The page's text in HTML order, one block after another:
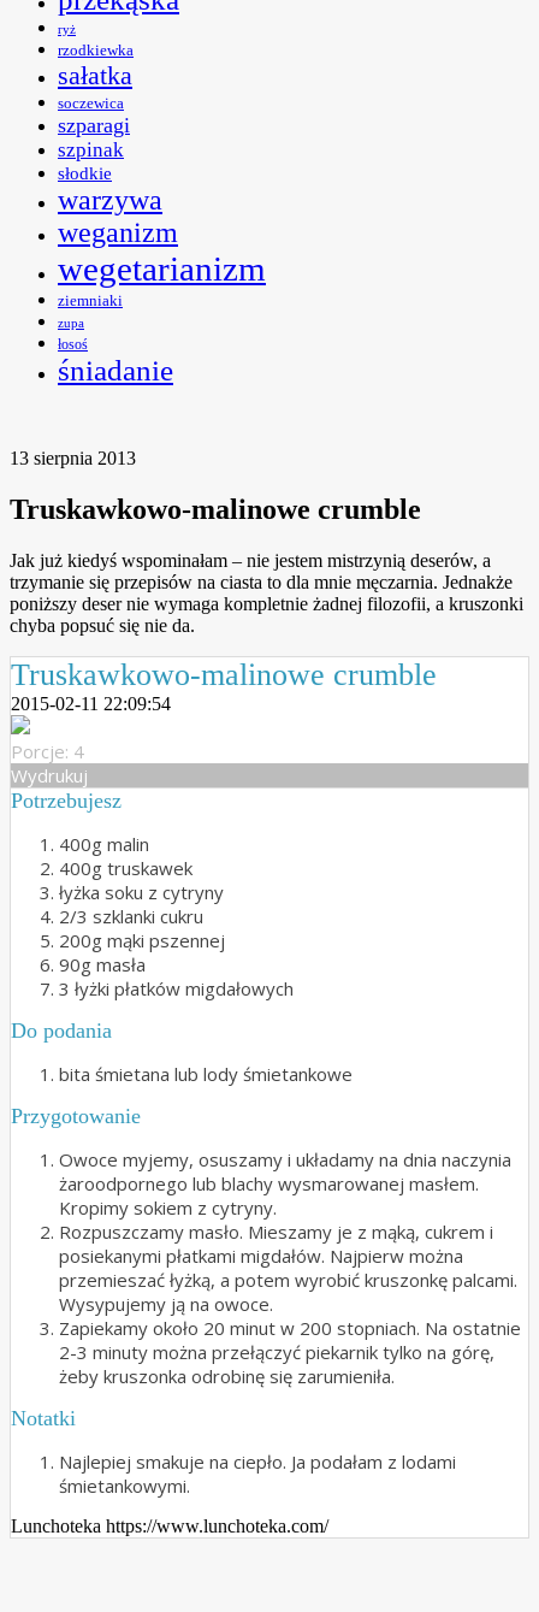
ryż
rzodkiewka
sałatka
soczewica
szparagi
szpinak
słodkie
warzywa
weganizm
wegetarianizm
ziemniaki
zupa
łosoś
śniadanie
13 sierpnia 2013
Truskawkowo-malinowe crumble
Jak już kiedyś wspominałam – nie jestem mistrzynią deserów, a
trzymanie się przepisów na ciasta to dla mnie męczarnia. Jednakże
poniższy deser nie wymaga kompletnie żadnej filozofii, a kruszonki
chyba popsuć się nie da.
Truskawkowo-malinowe crumble
2015-02-11 22:09:54
Porcje: 4
Wydrukuj
Potrzebujesz
400g malin
400g truskawek
łyżka soku z cytryny
2/3 szklanki cukru
200g mąki pszennej
90g masła
3 łyżki płatków migdałowych
Do podania
bita śmietana lub lody śmietankowe
Przygotowanie
Owoce myjemy, osuszamy i układamy na dnia naczynia
żaroodpornego lub blachy wysmarowanej masłem.
Kropimy sokiem z cytryny.
Rozpuszczamy masło. Mieszamy je z mąką, cukrem i
posiekanymi płatkami migdałów. Najpierw można
przemieszać łyżką, a potem wyrobić kruszonkę palcami.
Wysypujemy ją na owoce.
Zapiekamy około 20 minut w 200 stopniach. Na ostatnie
2-3 minuty można przełączyć piekarnik tylko na górę,
żeby kruszonka odrobinę się zarumieniła.
Notatki
Najlepiej smakuje na ciepło. Ja podałam z lodami
śmietankowymi.
Lunchoteka https://www.lunchoteka.com/